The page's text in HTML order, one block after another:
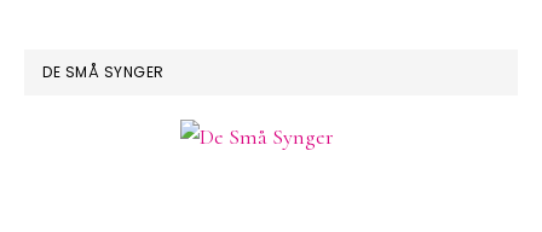
DE SMÅ SYNGER